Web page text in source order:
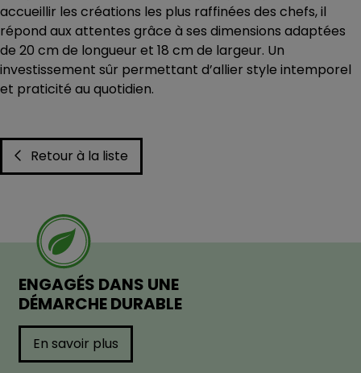
accueillir les créations les plus raffinées des chefs, il
répond aux attentes grâce à ses dimensions adaptées
de 20 cm de longueur et 18 cm de largeur. Un
investissement sûr permettant d’allier style intemporel
et praticité au quotidien.
Retour à la liste
ENGAGÉS DANS UNE
DÉMARCHE DURABLE
En savoir plus